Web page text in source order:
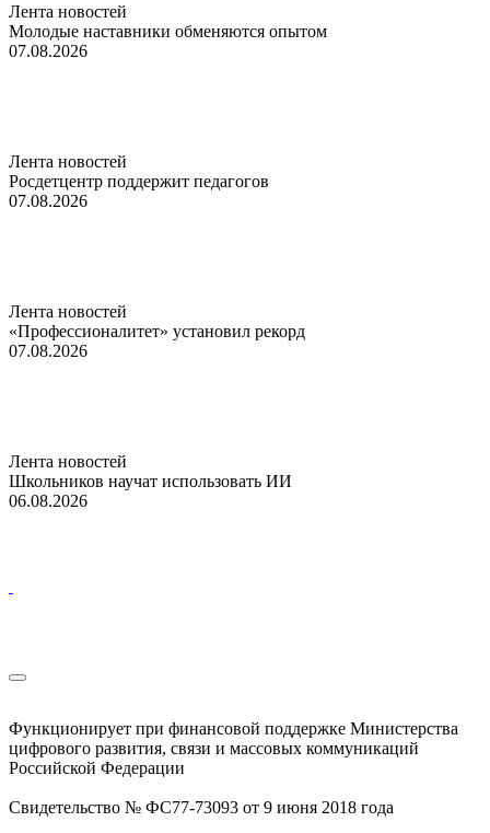
Лента новостей
Молодые наставники обменяются опытом
07.08.2026
Лента новостей
Росдетцентр поддержит педагогов
07.08.2026
Лента новостей
«Профессионалитет» установил рекорд
07.08.2026
Лента новостей
Школьников научат использовать ИИ
06.08.2026
Функционирует при финансовой поддержке Министерства
цифрового развития, связи и массовых коммуникаций
Российской Федерации
Свидетельство № ФС77-73093 от 9 июня 2018 года